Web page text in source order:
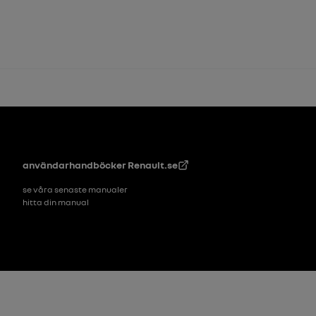
Footer
användarhandböcker
se våra senaste manualer
hitta din manual
Renault.se